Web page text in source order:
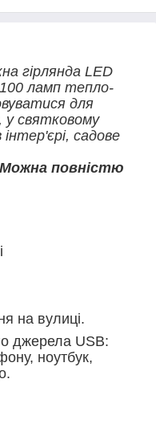
гірлянда LED
ламп тепло-
для
у святковому
інтер'єрі, садове
повністю
на вулиці.
джерела USB:
ноутбук,